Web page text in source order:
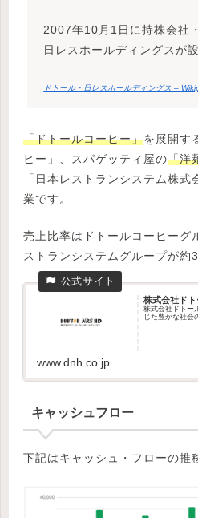
2007年10月1日に持株会社
日レスホールディングスが
ドトール・日レスホールディングス –
「ドトールコーヒー」を展開す
ヒー」、スパゲッティ屋の「洋
「日本レストランシステム株
業です。
売上比率はドトールコーヒーグ
ストランシステムグループが約
株式会社ド
株式会社ドトー
じた豊かな社会
www.dnh.co.jp
キャッシュフロー
下記はキャッシュ・フローの推